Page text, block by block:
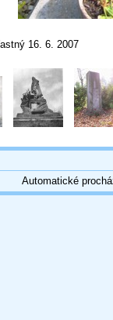
16. 6. 2007
Automatické